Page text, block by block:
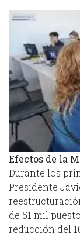
Efectos de la
Durante los
Presidente
de 51 mil
reducción del